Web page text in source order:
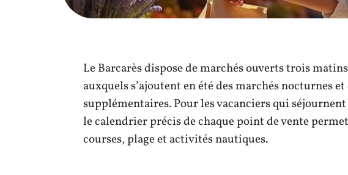
Le Barcarès dispose de marchés ouverts trois
auxquels s’ajoutent en été des marchés nocturnes
supplémentaires. Pour les vacanciers qui
le calendrier précis de chaque point de vente
courses, plage et activités nautiques.